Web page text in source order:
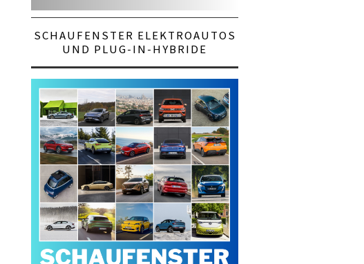
SCHAUFENSTER ELEKTROAUTOS
UND PLUG-IN-HYBRIDE